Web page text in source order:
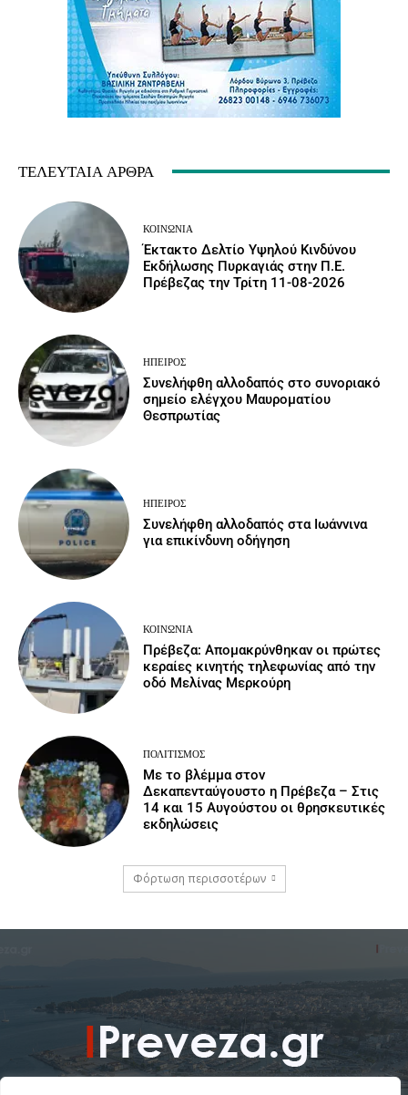
ΤΕΛΕΥΤΑΊΑ ΆΡΘΡΑ
ΚΟΙΝΩΝΙΑ
Έκτακτο Δελτίο Υψηλού Κινδύνου
Εκδήλωσης Πυρκαγιάς στην Π.Ε.
Πρέβεζας την Τρίτη 11-08-2026
ΉΠΕΙΡΟΣ
Συνελήφθη αλλοδαπός στο συνοριακό
σημείο ελέγχου Μαυροματίου
Θεσπρωτίας
ΉΠΕΙΡΟΣ
Συνελήφθη αλλοδαπός στα Ιωάννινα
για επικίνδυνη οδήγηση
ΚΟΙΝΩΝΙΑ
Πρέβεζα: Απομακρύνθηκαν οι πρώτες
κεραίες κινητής τηλεφωνίας από την
οδό Μελίνας Μερκούρη
ΠΟΛΙΤΙΣΜΌΣ
Με το βλέμμα στον
Δεκαπενταύγουστο η Πρέβεζα – Στις
14 και 15 Αυγούστου οι θρησκευτικές
εκδηλώσεις
Φόρτωση περισσοτέρων